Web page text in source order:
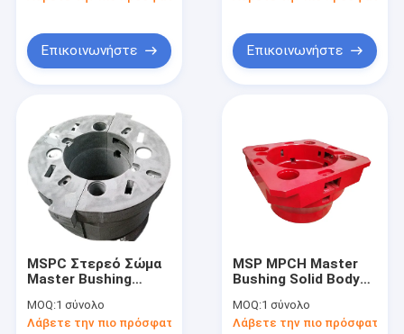
Επικοινωνήστε Επικοινωνήστε
MSPC Στερεό Σώμα
Master Bushing
περιστρεφόμενο
τραπέζι 27.5 ίντσες
MOQ:1 σύνολο
Λάβετε την πιο πρόσφατη τιμή
MSP MPCH Master
Bushing Solid Body
τραπέζι 27.5 ίντσες
37.5 ίντσες για
MOQ:1 σύνολο
Λάβετε την πιο πρόσφατη